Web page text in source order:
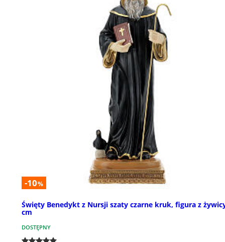
-10%
Święty Benedykt z Nursji szaty czarne kruk, figura z
cm
DOSTĘPNY